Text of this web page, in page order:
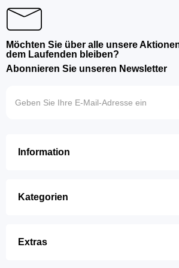
Möchten Sie über alle unsere
dem Laufenden bleiben?
Abonnieren Sie unseren Newsletter
Information
Kategorien
Extras